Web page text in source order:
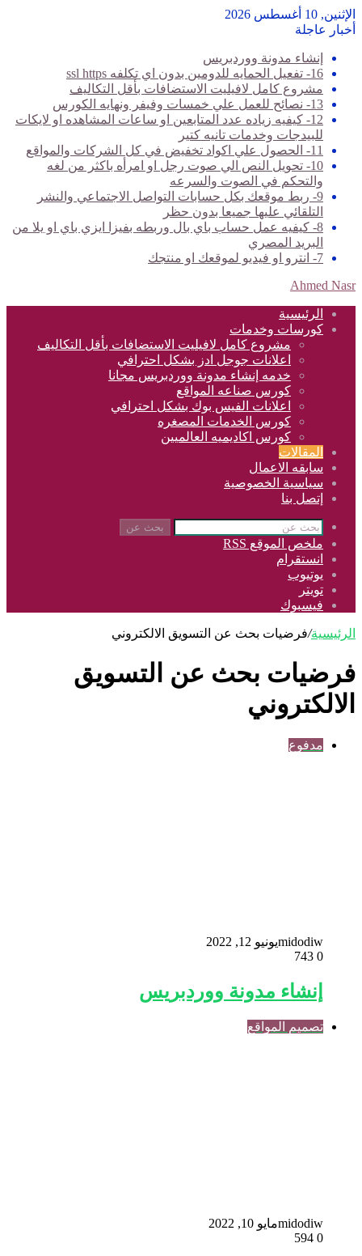
الإثنين, 10 أغسطس 2026
أخبار عاجلة
إنشاء مدونة ووردبريس
16- تفعيل الحمايه للدومين بدون اي تكلفه ssl https
مشروع كامل لافيليت الاستضافات بأقل التكاليف
13- نصائح للعمل علي خمسات وفيفر ونهايه الكورس
12- كيفيه زياده عدد المتابعين او ساعات المشاهده او لايكات
للبيدجات وخدمات تانيه كتير
11- الحصول علي اكواد تخفيض في كل الشركات والمواقع
10- تحويل النص الي صوت رجل او امرأه باكثر من لغه
والتحكم في الصوت والسرعه
9- ربط موقعك بكل حسابات التواصل الاجتماعي والنشر
التلقائي عليها جميعا بدون حظر
8- كيفيه عمل حساب باي بال وربطه بفيزا ايزي باي او يلا من
البريد المصري
7- انترو او فيديو لموقعك او منتجك
Ahmed Nasr
الرئيسية
كورسات وخدمات
مشروع كامل لافيليت الاستضافات بأقل التكاليف
اعلانات جوجل ادز بشكل احترافي
خدمه إنشاء مدونة ووردبريس مجانا
كورس صناعه المواقع
اعلانات الفيس بوك بشكل احترافي
كورس الخدمات المصغره
كورس اكاديميه العالميين
المقالات
سابقه الاعمال
سياسية الخصوصية
إتصل بنا
بحث عن
ملخص الموقع RSS
انستقرام
يوتيوب
تويتر
فيسبوك
الرئيسية/فرضيات بحث عن التسويق الالكتروني
فرضيات بحث عن التسويق
الالكتروني
مدفوع
midodiwيونيو 12, 2022
0
إنشاء مدونة ووردبريس
تصميم المواقع
midodiwمايو 10, 2022
0